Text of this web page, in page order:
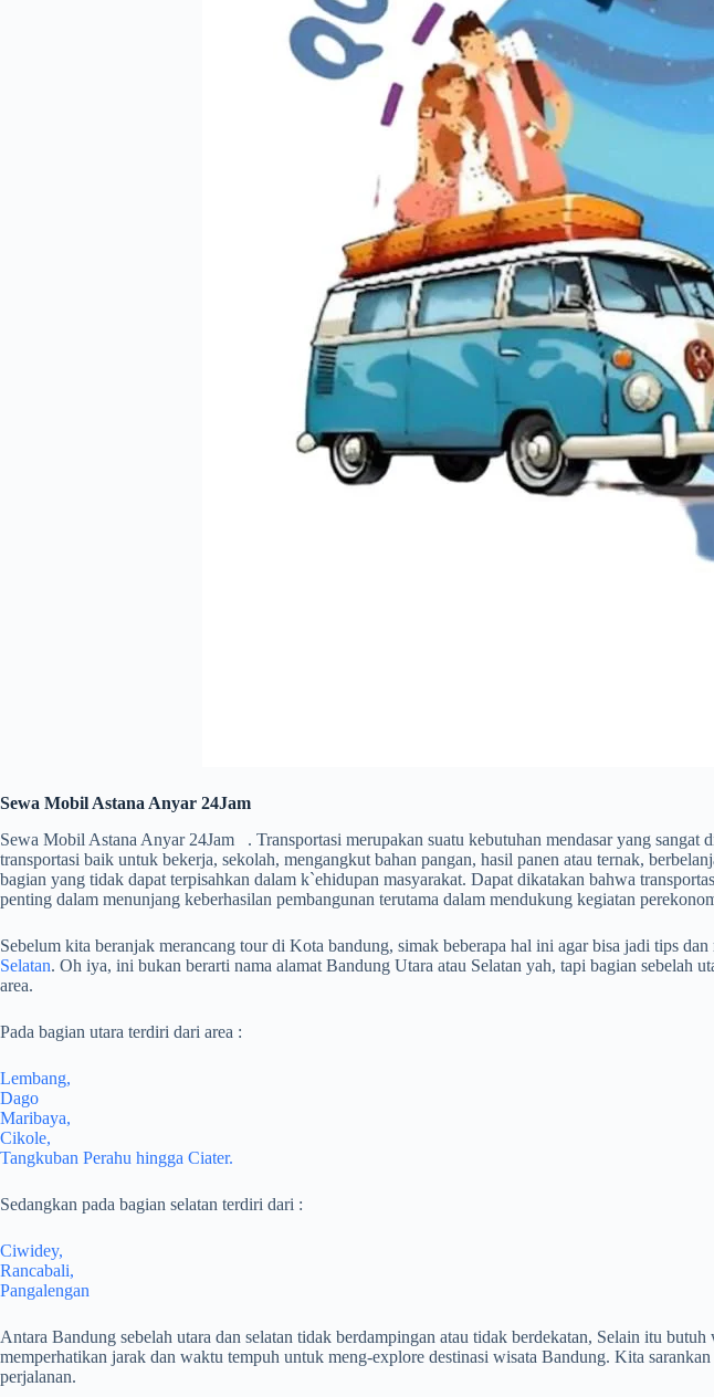
Sewa Mobil Astana Anyar 24Jam
Sewa Mobil Astana Anyar 24Jam . Transportasi merupakan suatu kebutuhan mendasar yang
transportasi baik untuk bekerja, sekolah, mengangkut bahan pangan, hasil panen atau ternak,
bagian yang tidak dapat terpisahkan dalam k`ehidupan masyarakat. Dapat dikatakan bahwa
penting dalam menunjang keberhasilan pembangunan terutama dalam mendukung kegiatan
Sebelum kita beranjak merancang tour di Kota bandung, simak beberapa hal ini agar bisa jadi tips
Selatan. Oh iya, ini bukan berarti nama alamat Bandung Utara atau Selatan yah, tapi bagian sebelah
area.
Pada bagian utara terdiri dari area :
Lembang,
Dago
Maribaya,
Cikole,
Tangkuban Perahu hingga Ciater.
Sedangkan pada bagian selatan terdiri dari :
Ciwidey,
Rancabali,
Pangalengan
Antara Bandung sebelah utara dan selatan tidak berdampingan atau tidak berdekatan, Selain itu
memperhatikan jarak dan waktu tempuh untuk meng-explore destinasi wisata Bandung. Kita
perjalanan.